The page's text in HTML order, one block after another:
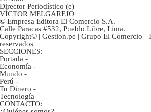
Director Periodístico (e)
VÍCTOR MELGAREJO
© Empresa Editora El Comercio S.A.
Calle Paracas #532, Pueblo Libre, Lima.
Copyright© | Gestion.pe | Grupo El Comercio |
reservados
SECCIONES:
Portada -
Economía -
Mundo -
Perú -
Tu Dinero -
Tecnología
CONTACTO: